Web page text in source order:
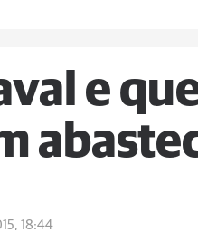
e
18:44